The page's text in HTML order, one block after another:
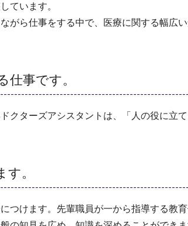
ています。
がら仕事をする中で、医療に関する幅広
事です。
クターズアシスタントは、「人の役に立
。
けます。先輩職員が一から指導する教育